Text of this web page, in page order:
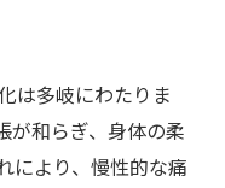
は多岐にわたりま
が和らぎ、身体の柔
により、慢性的な痛